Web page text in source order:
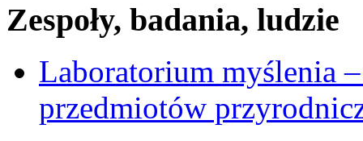
Zespoły, badania, ludzie
Laboratorium myślenia
przedmiotów